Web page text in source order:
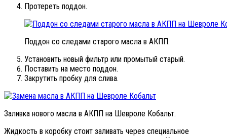
Протереть поддон.
Поддон со следами старого масла в АКПП.
Установить новый фильтр или промытый старый.
Поставить на место поддон.
Закрутить пробку для слива.
Заливка нового масла в АКПП на Шевроле Кобальт.
Жидкость в коробку стоит заливать через специальное